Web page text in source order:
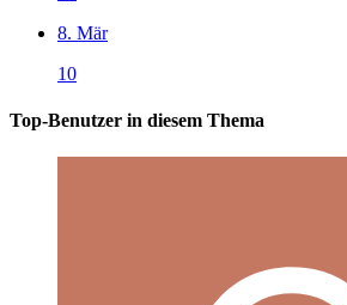
8. Mär
10
Top-Benutzer in diesem Thema